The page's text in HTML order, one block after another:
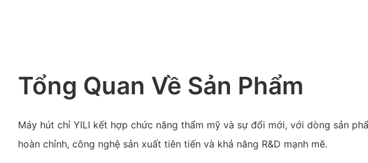
Tổng Quan Về Sản Phẩm
Máy hút chỉ YILI kết hợp chức năng thẩm mỹ và sự đổi mới, với dòng sản
hoàn chỉnh, công nghệ sản xuất tiên tiến và khả năng R&D mạnh mẽ.